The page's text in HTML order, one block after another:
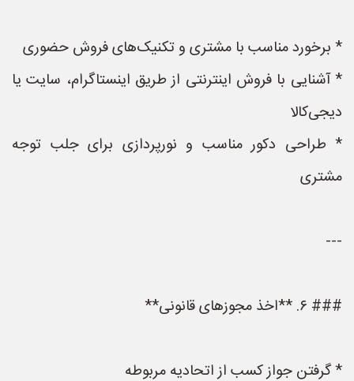
* برخورد مناسب با مشتری و تکنیک‌های فروش حضوری
* آشنایی با فروش اینترنتی از طریق اینستاگرام، سایت یا
دیجی‌کالا
* طراحی دکور مناسب و نورپردازی برای جلب توجه
مشتری
---
### ۶. **اخذ مجوزهای قانونی**
* گرفتن جواز کسب از اتحادیه مربوطه